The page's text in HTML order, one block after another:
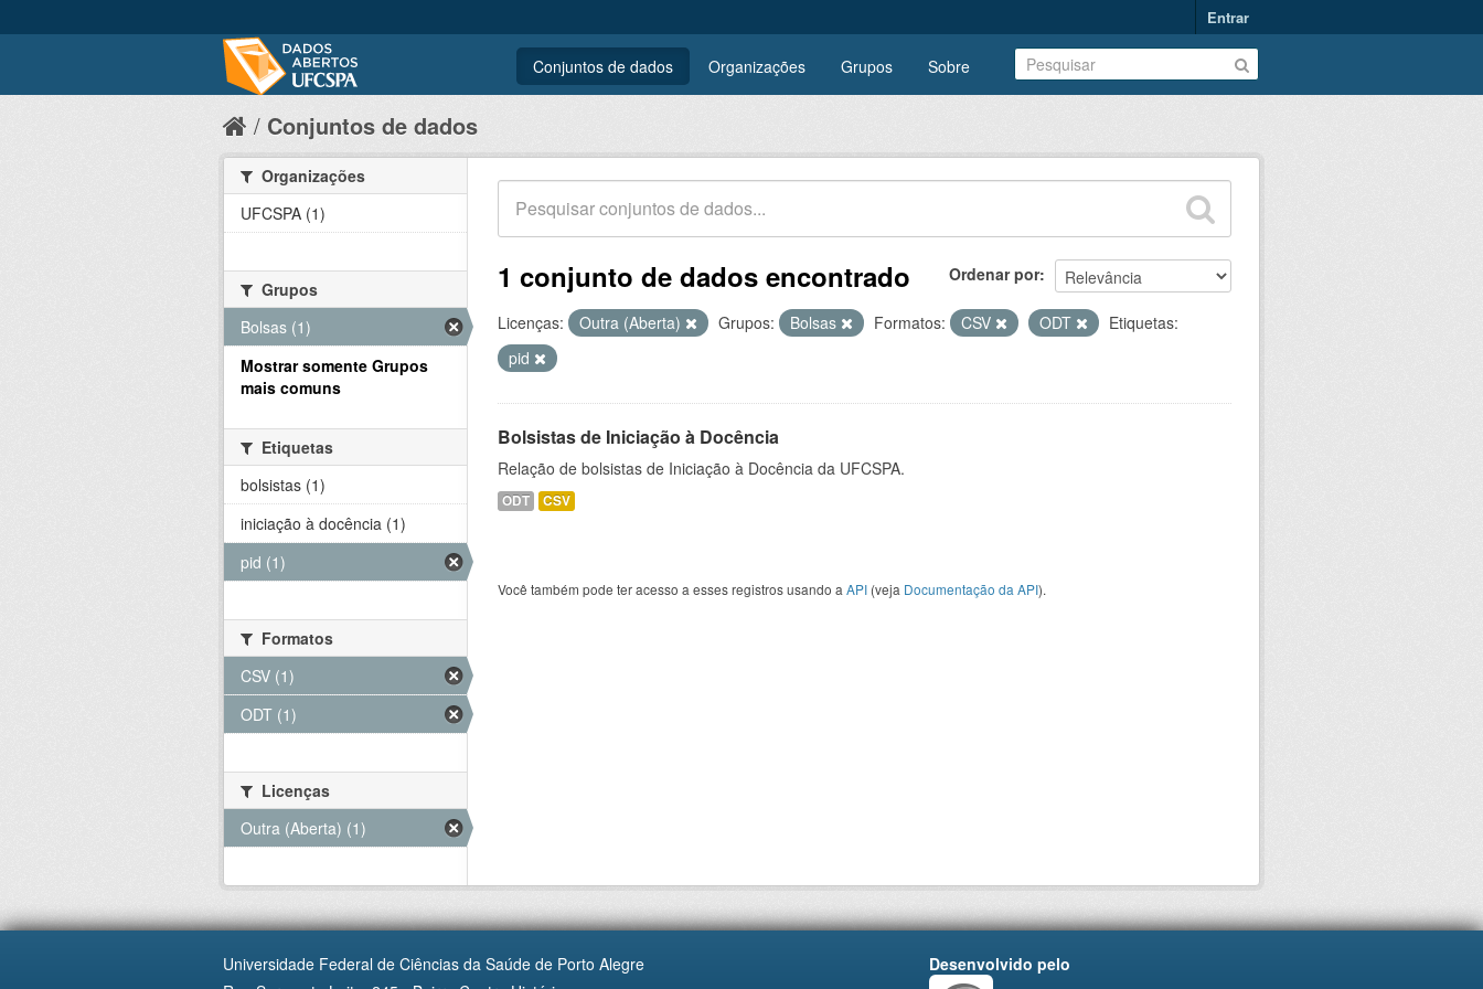
Entrar
Conjuntos de dados Organizações Grupos Sobre
Conjuntos de dados
Ordenar por
1 conjunto de dados encontrado
Licenças: Outra (Aberta) Grupos: Bolsas Formatos: CSV ODT
Etiquetas:
pid
Bolsistas de Iniciação à Docência
Relação de bolsistas de Iniciação à Docência da UFCSPA.
ODT CSV
Você também pode ter acesso a esses registros usando a API (veja Documentação da API).
Organizações
UFCSPA (1)
Grupos
Bolsas (1)
Mostrar somente Grupos
mais comuns
Etiquetas
bolsistas (1)
iniciação à docência (1)
pid (1)
Formatos
CSV (1)
ODT (1)
Licenças
Outra (Aberta) (1)
Universidade Federal de Ciências da Saúde de Porto Alegre
Desenvolvido pelo